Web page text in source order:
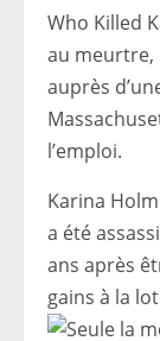
Who Killed
au meurtre,
auprès
l’emploi.
Karina
a été
ans après
gains à la